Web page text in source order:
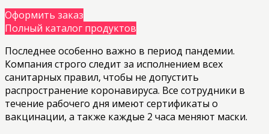
Оформить заказ
Полный каталог продуктов
Последнее особенно важно в период пандемии.
Компания строго следит за исполнением всех
санитарных правил, чтобы не допустить
распространение коронавируса. Все сотрудники в
течение рабочего дня имеют сертификаты о
вакцинации, а также каждые 2 часа меняют маски.